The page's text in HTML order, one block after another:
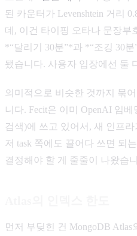
된 카운터가 Levenshtein 거리
데, 이건 타이핑 오타나 문장부
*“달리기 30분”*과 *“조깅 30
됐습니다. 사용자 입장에선 둘
의미적으로 비슷한 것까지 묶
니다. Fecit은 이미 OpenAI 임
검색)에 쓰고 있어서, 새 인프
저 task 쪽에도 끌어다 쓰면 되
결정해야 할 게 줄줄이 나왔습
먼저 부딪힌 건 MongoDB